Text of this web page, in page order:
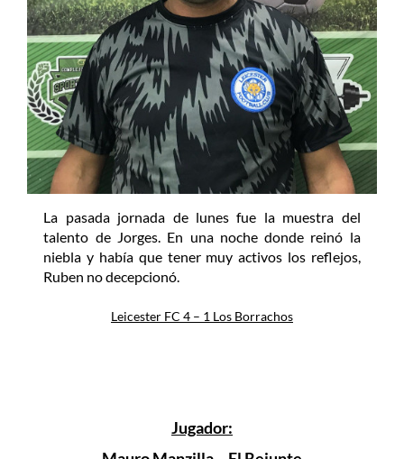
La pasada jornada de lunes fue la muestra del
talento de Jorges. En una noche donde reinó la
niebla y había que tener muy activos los reflejos,
Ruben no decepcionó.
Leicester FC 4 – 1 Los Borrachos
Jugador: